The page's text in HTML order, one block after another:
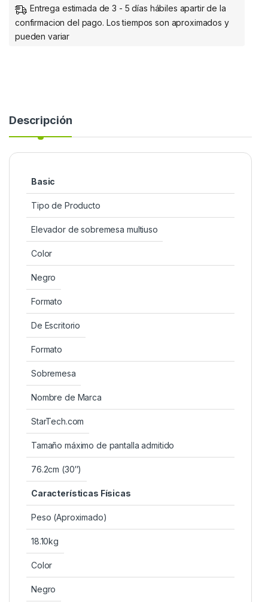
Entrega estimada de 3 - 5 días hábiles apartir de la
confirmacion del pago. Los tiempos son aproximados y
pueden variar
Descripción
Basic
Tipo de Producto
Elevador de sobremesa multiuso
Color
Negro
Formato
De Escritorio
Formato
Sobremesa
Nombre de Marca
StarTech.com
Tamaño máximo de pantalla admitido
76.2cm (30″)
Características Físicas
Peso (Aproximado)
18.10kg
Color
Negro